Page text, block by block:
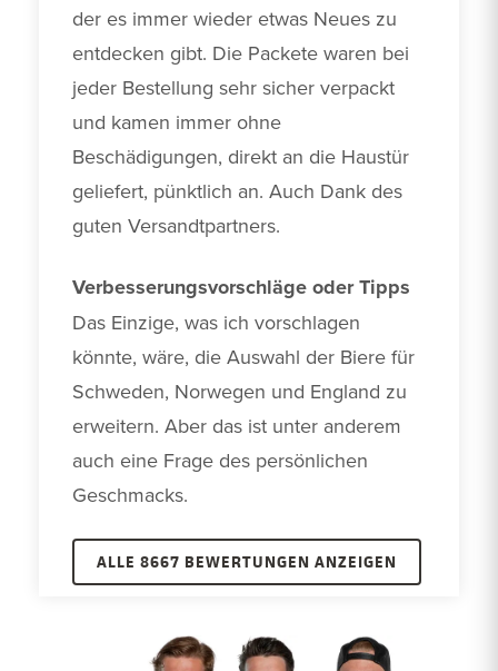
der es immer wieder etwas Neues zu
entdecken gibt. Die Packete waren bei
jeder Bestellung sehr sicher verpackt
und kamen immer ohne
Beschädigungen, direkt an die Haustür
geliefert, pünktlich an. Auch Dank des
guten Versandtpartners.
Verbesserungsvorschläge oder Tipps
Das Einzige, was ich vorschlagen
könnte, wäre, die Auswahl der Biere für
Schweden, Norwegen und England zu
erweitern. Aber das ist unter anderem
auch eine Frage des persönlichen
Geschmacks.
ALLE 8667 BEWERTUNGEN ANZEIGEN